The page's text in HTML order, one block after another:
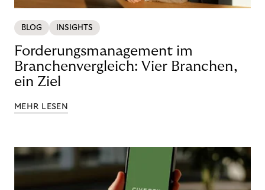
BLOG INSIGHTS
Forderungsmanagement im
Branchenvergleich: Vier Branchen,
ein Ziel
MEHR LESEN